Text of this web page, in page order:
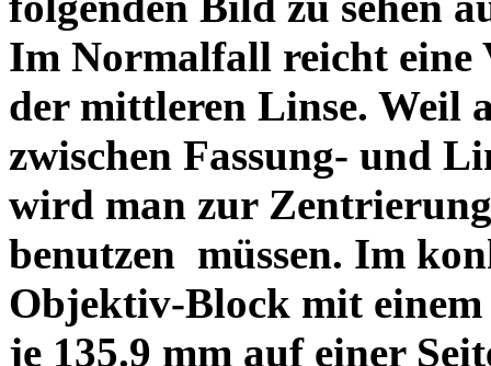
Im Normalfall reicht eine
der mittleren Linse. Weil
zwischen Fassung- und
wird man zur
benutzen müssen. Im
Objektiv-Block mit einem
je 135.9 mm auf einer